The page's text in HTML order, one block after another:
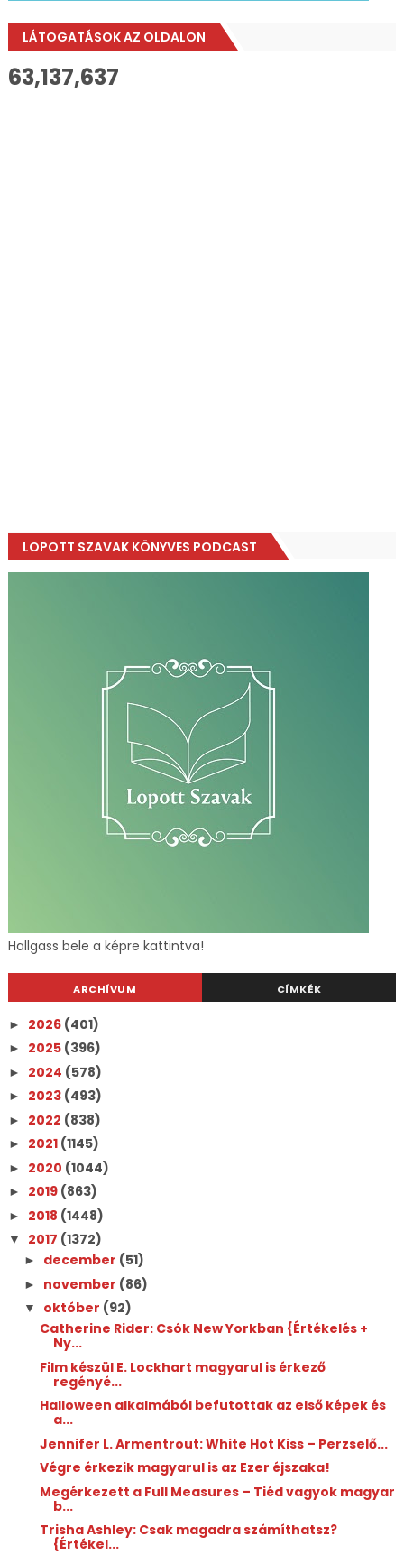
LÁTOGATÁSOK AZ OLDALON
63,137,637
LOPOTT SZAVAK KÖNYVES PODCAST
Hallgass bele a képre kattintva!
ARCHÍVUM CÍMKÉK
► 2026 (401)
► 2025 (396)
► 2024 (578)
► 2023 (493)
► 2022 (838)
► 2021 (1145)
► 2020 (1044)
► 2019 (863)
► 2018 (1448)
▼ 2017 (1372)
► december (51)
► november (86)
▼ október (92)
Catherine Rider: Csók ​New Yorkban {Értékelés +
Ny...
Film készül E. Lockhart magyarul is érkező
regényé...
Halloween alkalmából befutottak az első képek és
a...
Jennifer L. Armentrout: White ​Hot Kiss – Perzselő...
Végre érkezik magyarul is az Ezer éjszaka!
Megérkezett a Full Measures – Tiéd vagyok magyar
b...
Trisha Ashley: Csak ​magadra számíthatsz?
{Értékel...